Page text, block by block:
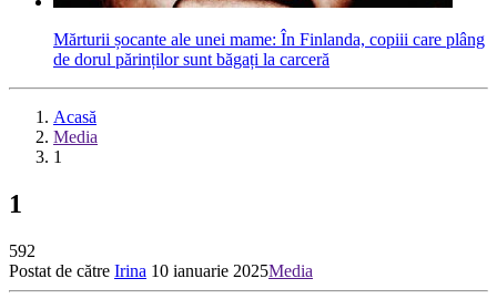
Mărturii șocante ale unei mame: În Finlanda, copiii care plâng
de dorul părinților sunt băgați la carceră
Acasă
Media
1
1
592
Postat de către Irina 10 ianuarie 2025Media